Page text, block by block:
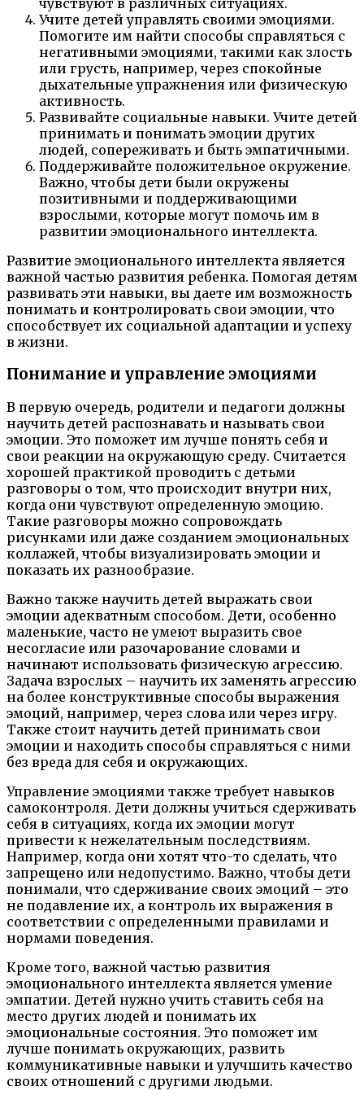
Учите детей управлять своими эмоциями.
Помогите им найти способы справляться с
негативными эмоциями, такими как злость
или грусть, например, через спокойные
дыхательные упражнения или физическую
активность.
Развивайте социальные навыки. Учите детей
принимать и понимать эмоции других
людей, сопереживать и быть эмпатичными.
Поддерживайте положительное окружение.
Важно, чтобы дети были окружены
позитивными и поддерживающими
взрослыми, которые могут помочь им в
развитии эмоционального интеллекта.
Развитие эмоционального интеллекта является
важной частью развития ребенка. Помогая детям
развивать эти навыки, вы даете им возможность
понимать и контролировать свои эмоции, что
способствует их социальной адаптации и успеху
в жизни.
Понимание и управление эмоциями
В первую очередь, родители и педагоги должны
научить детей распознавать и называть свои
эмоции. Это поможет им лучше понять себя и
свои реакции на окружающую среду. Считается
хорошей практикой проводить с детьми
разговоры о том, что происходит внутри них,
когда они чувствуют определенную эмоцию.
Такие разговоры можно сопровождать
рисунками или даже созданием эмоциональных
коллажей, чтобы визуализировать эмоции и
показать их разнообразие.
Важно также научить детей выражать свои
эмоции адекватным способом. Дети, особенно
маленькие, часто не умеют выразить свое
несогласие или разочарование словами и
начинают использовать физическую агрессию.
Задача взрослых – научить их заменять агрессию
на более конструктивные способы выражения
эмоций, например, через слова или через игру.
Также стоит научить детей принимать свои
эмоции и находить способы справляться с ними
без вреда для себя и окружающих.
Управление эмоциями также требует навыков
самоконтроля. Дети должны учиться сдерживать
себя в ситуациях, когда их эмоции могут
привести к нежелательным последствиям.
Например, когда они хотят что-то сделать, что
запрещено или недопустимо. Важно, чтобы дети
понимали, что сдерживание своих эмоций – это
не подавление их, а контроль их выражения в
соответствии с определенными правилами и
нормами поведения.
Кроме того, важной частью развития
эмоционального интеллекта является умение
эмпатии. Детей нужно учить ставить себя на
место других людей и понимать их
эмоциональные состояния. Это поможет им
лучше понимать окружающих, развить
коммуникативные навыки и улучшить качество
своих отношений с другими людьми.